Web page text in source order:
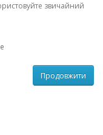
звичайний
Продовжити